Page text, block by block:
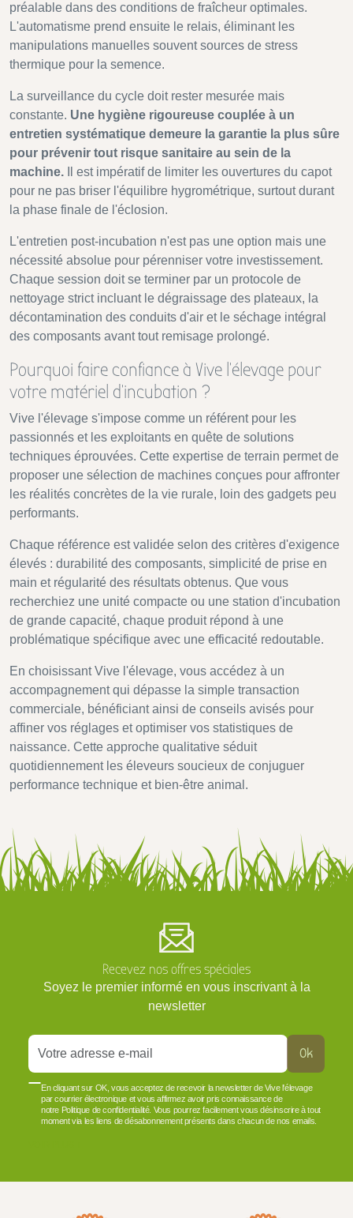
préalable dans des conditions de fraîcheur optimales.
L'automatisme prend ensuite le relais, éliminant les
manipulations manuelles souvent sources de stress
thermique pour la semence.
La surveillance du cycle doit rester mesurée mais
constante. Une hygiène rigoureuse couplée à un
entretien systématique demeure la garantie la plus sûre
pour prévenir tout risque sanitaire au sein de la
machine. Il est impératif de limiter les ouvertures du capot
pour ne pas briser l'équilibre hygrométrique, surtout durant
la phase finale de l'éclosion.
L'entretien post-incubation n'est pas une option mais une
nécessité absolue pour pérenniser votre investissement.
Chaque session doit se terminer par un protocole de
nettoyage strict incluant le dégraissage des plateaux, la
décontamination des conduits d'air et le séchage intégral
des composants avant tout remisage prolongé.
Pourquoi faire confiance à Vive l'élevage pour
votre matériel d'incubation ?
Vive l'élevage s'impose comme un référent pour les
passionnés et les exploitants en quête de solutions
techniques éprouvées. Cette expertise de terrain permet de
proposer une sélection de machines conçues pour affronter
les réalités concrètes de la vie rurale, loin des gadgets peu
performants.
Chaque référence est validée selon des critères d'exigence
élevés : durabilité des composants, simplicité de prise en
main et régularité des résultats obtenus. Que vous
recherchiez une unité compacte ou une station d'incubation
de grande capacité, chaque produit répond à une
problématique spécifique avec une efficacité redoutable.
En choisissant Vive l'élevage, vous accédez à un
accompagnement qui dépasse la simple transaction
commerciale, bénéficiant ainsi de conseils avisés pour
affiner vos réglages et optimiser vos statistiques de
naissance. Cette approche qualitative séduit
quotidiennement les éleveurs soucieux de conjuguer
performance technique et bien-être animal.
Recevez nos offres spéciales
Soyez le premier informé en vous inscrivant à la
newsletter
Ok
En cliquant sur OK, vous acceptez de recevoir la newsletter de Vive l'élevage
par courrier électronique et vous affirmez avoir pris connaissance de
notre Politique de confidentialité. Vous pourrez facilement vous désinscrire à tout
moment via les liens de désabonnement présents dans chacun de nos emails.